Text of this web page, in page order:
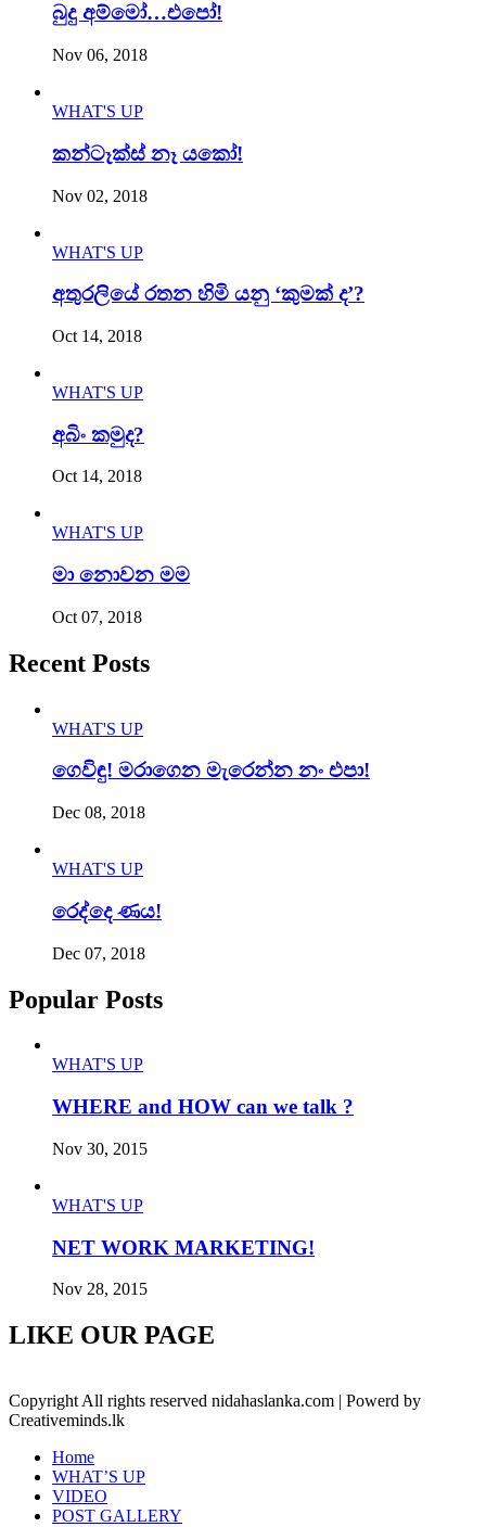
බුදු අම්මෝ…එපෝ!
Nov 06, 2018
WHAT'S UP
කන්ටෑක්ස් නෑ යකෝ!
Nov 02, 2018
WHAT'S UP
අතුරලියේ රතන හිමි යනු ‘කුමක් ද’?
Oct 14, 2018
WHAT'S UP
අබිං කමුද?
Oct 14, 2018
WHAT'S UP
මා නොවන මම
Oct 07, 2018
Recent Posts
WHAT'S UP
ගෙවිඳු! මරාගෙන මැරෙන්න නං එපා!
Dec 08, 2018
WHAT'S UP
රෙද්දෙ ණය!
Dec 07, 2018
Popular Posts
WHAT'S UP
WHERE and HOW can we talk ?
Nov 30, 2015
WHAT'S UP
NET WORK MARKETING!
Nov 28, 2015
LIKE OUR PAGE
Copyright All rights reserved nidahaslanka.com | Powerd by
Creativeminds.lk
Home
WHAT’S UP
VIDEO
POST GALLERY